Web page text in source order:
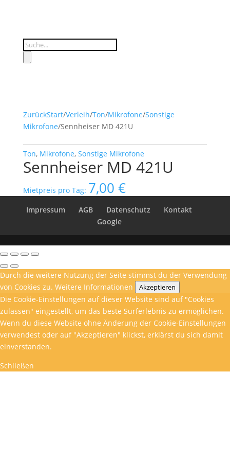
Products
search
ZurückStart/Verleih/Ton/Mikrofone/Sonstige
Mikrofone/Sennheiser MD 421U
Ton, Mikrofone, Sonstige Mikrofone
Sennheiser MD 421U
Mietpreis pro Tag: 7,00 €
Impressum AGB Datenschutz
Kontakt
Google
Durch die weitere Nutzung der Seite stimmst du der Verwendung
von Cookies zu. Weitere Informationen Akzeptieren
Die Cookie-Einstellungen auf dieser Website sind auf "Cookies
zulassen" eingestellt, um das beste Surferlebnis zu ermöglichen.
Wenn du diese Website ohne Änderung der Cookie-Einstellungen
verwendest oder auf "Akzeptieren" klickst, erklärst du sich damit
einverstanden.
Schließen